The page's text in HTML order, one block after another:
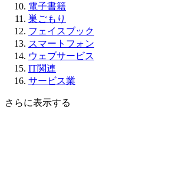
電子書籍
巣ごもり
フェイスブック
スマートフォン
ウェブサービス
IT関連
サービス業
さらに表示する